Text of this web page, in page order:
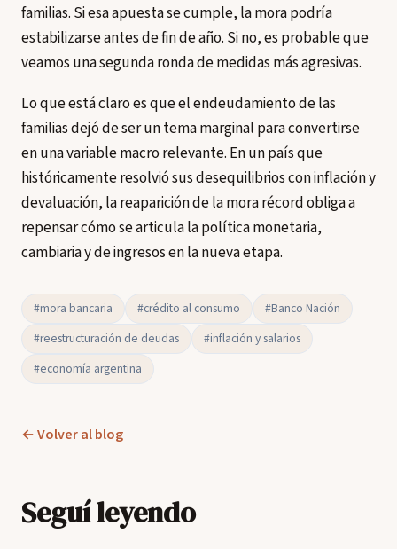
familias. Si esa apuesta se cumple, la mora podría
estabilizarse antes de fin de año. Si no, es probable que
veamos una segunda ronda de medidas más agresivas.
Lo que está claro es que el endeudamiento de las
familias dejó de ser un tema marginal para convertirse
en una variable macro relevante. En un país que
históricamente resolvió sus desequilibrios con inflación y
devaluación, la reaparición de la mora récord obliga a
repensar cómo se articula la política monetaria,
cambiaria y de ingresos en la nueva etapa.
#mora bancaria #crédito al consumo
#Banco Nación
#reestructuración de deudas
#inflación y salarios
#economía argentina
← Volver al blog
Seguí leyendo